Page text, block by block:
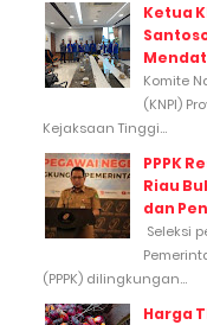
Ketua
Komite
(KNPI)
Kejaksaan Tinggi...
PPPK
Riau
dan
Seleksi
(PPPK) dilingkungan...
Harga